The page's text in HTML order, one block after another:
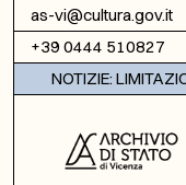
Vai al contenuto
as-vi@cultura.gov.it
+39 0444 510827
NOTIZIE: